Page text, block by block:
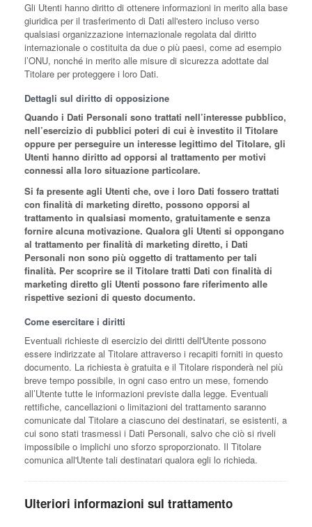
Gli Utenti hanno diritto di ottenere informazioni in merito alla base
giuridica per il trasferimento di Dati all'estero incluso verso
qualsiasi organizzazione internazionale regolata dal diritto
internazionale o costituita da due o più paesi, come ad esempio
l’ONU, nonché in merito alle misure di sicurezza adottate dal
Titolare per proteggere i loro Dati.
Dettagli sul diritto di opposizione
Quando i Dati Personali sono trattati nell’interesse pubblico,
nell’esercizio di pubblici poteri di cui è investito il Titolare
oppure per perseguire un interesse legittimo del Titolare, gli
Utenti hanno diritto ad opporsi al trattamento per motivi
connessi alla loro situazione particolare.
Si fa presente agli Utenti che, ove i loro Dati fossero trattati
con finalità di marketing diretto, possono opporsi al
trattamento in qualsiasi momento, gratuitamente e senza
fornire alcuna motivazione. Qualora gli Utenti si oppongano
al trattamento per finalità di marketing diretto, i Dati
Personali non sono più oggetto di trattamento per tali
finalità. Per scoprire se il Titolare tratti Dati con finalità di
marketing diretto gli Utenti possono fare riferimento alle
rispettive sezioni di questo documento.
Come esercitare i diritti
Eventuali richieste di esercizio dei diritti dell'Utente possono
essere indirizzate al Titolare attraverso i recapiti forniti in questo
documento. La richiesta è gratuita e il Titolare risponderà nel più
breve tempo possibile, in ogni caso entro un mese, fornendo
all’Utente tutte le informazioni previste dalla legge. Eventuali
rettifiche, cancellazioni o limitazioni del trattamento saranno
comunicate dal Titolare a ciascuno dei destinatari, se esistenti, a
cui sono stati trasmessi i Dati Personali, salvo che ciò si riveli
impossibile o implichi uno sforzo sproporzionato. Il Titolare
comunica all'Utente tali destinatari qualora egli lo richieda.
Ulteriori informazioni sul trattamento